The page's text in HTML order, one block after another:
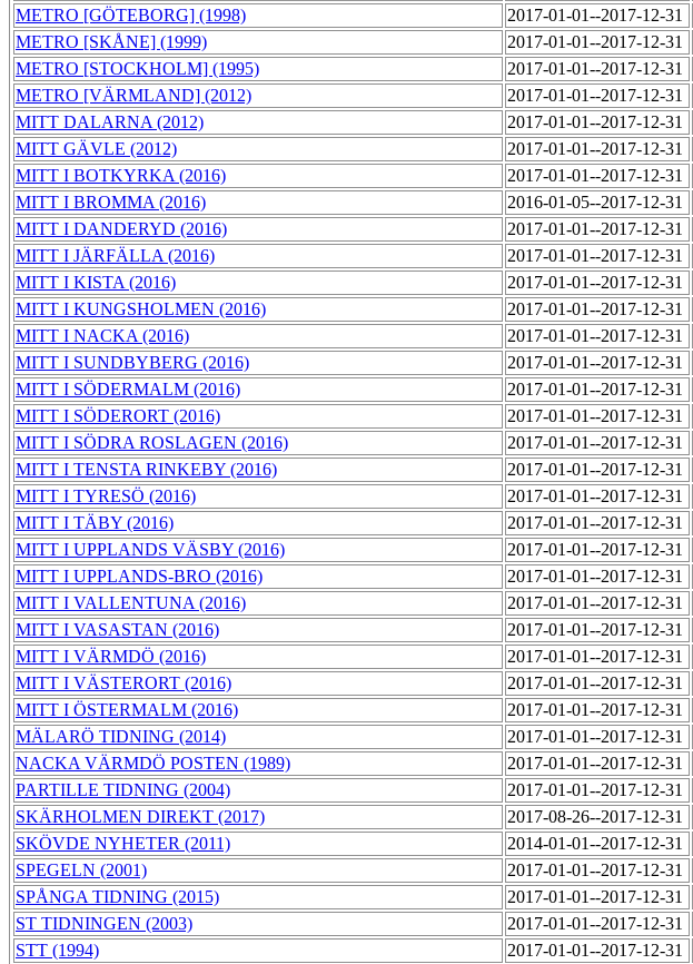
METRO [GÖTEBORG] (1998) 2017-01-01--2017-12-31
METRO [SKÅNE] (1999) 2017-01-01--2017-12-31
METRO [STOCKHOLM] (1995) 2017-01-01--2017-12-31
METRO [VÄRMLAND] (2012) 2017-01-01--2017-12-31
MITT DALARNA (2012) 2017-01-01--2017-12-31
MITT GÄVLE (2012) 2017-01-01--2017-12-31
MITT I BOTKYRKA (2016) 2017-01-01--2017-12-31
MITT I BROMMA (2016) 2016-01-05--2017-12-31
MITT I DANDERYD (2016) 2017-01-01--2017-12-31
MITT I JÄRFÄLLA (2016) 2017-01-01--2017-12-31
MITT I KISTA (2016) 2017-01-01--2017-12-31
MITT I KUNGSHOLMEN (2016) 2017-01-01--2017-12-31
MITT I NACKA (2016) 2017-01-01--2017-12-31
MITT I SUNDBYBERG (2016) 2017-01-01--2017-12-31
MITT I SÖDERMALM (2016) 2017-01-01--2017-12-31
MITT I SÖDERORT (2016) 2017-01-01--2017-12-31
MITT I SÖDRA ROSLAGEN (2016) 2017-01-01--2017-12-31
MITT I TENSTA RINKEBY (2016) 2017-01-01--2017-12-31
MITT I TYRESÖ (2016) 2017-01-01--2017-12-31
MITT I TÄBY (2016) 2017-01-01--2017-12-31
MITT I UPPLANDS VÄSBY (2016) 2017-01-01--2017-12-31
MITT I UPPLANDS-BRO (2016) 2017-01-01--2017-12-31
MITT I VALLENTUNA (2016) 2017-01-01--2017-12-31
MITT I VASASTAN (2016) 2017-01-01--2017-12-31
MITT I VÄRMDÖ (2016) 2017-01-01--2017-12-31
MITT I VÄSTERORT (2016) 2017-01-01--2017-12-31
MITT I ÖSTERMALM (2016) 2017-01-01--2017-12-31
MÄLARÖ TIDNING (2014) 2017-01-01--2017-12-31
NACKA VÄRMDÖ POSTEN (1989) 2017-01-01--2017-12-31
PARTILLE TIDNING (2004) 2017-01-01--2017-12-31
SKÄRHOLMEN DIREKT (2017) 2017-08-26--2017-12-31
SKÖVDE NYHETER (2011) 2014-01-01--2017-12-31
SPEGELN (2001) 2017-01-01--2017-12-31
SPÅNGA TIDNING (2015) 2017-01-01--2017-12-31
ST TIDNINGEN (2003) 2017-01-01--2017-12-31
STT (1994) 2017-01-01--2017-12-31